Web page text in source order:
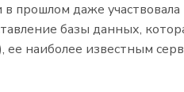
прошлом даже
базы данных,
ее наиболее известным